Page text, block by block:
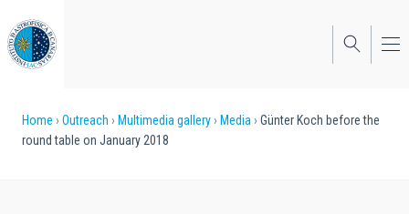
to
main
content
Breadcrumb
Home Outreach Multimedia gallery Media
Günter Koch before the
round table on January 2018